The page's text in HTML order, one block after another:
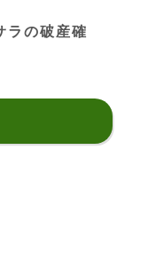
ラの破産確